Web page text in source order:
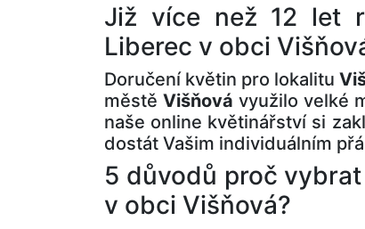
Již více než 12 let
Liberec v obci
Doručení květin pro lokalitu
městěVišňová využilo velké
naše online květinářství si
dostát Vašim individuálním
5 důvodů proč
v obci Višňová?